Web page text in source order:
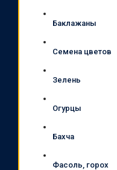
Баклажаны
Семена цветов
Зелень
Огурцы
Бахча
Фасоль, горох